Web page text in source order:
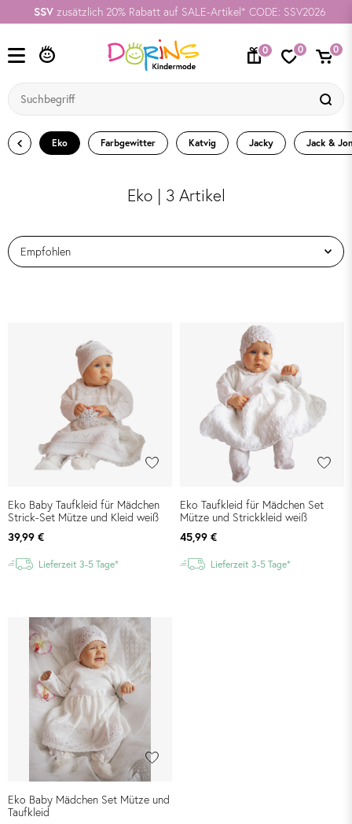
SSV zusätzlich 20% Rabatt auf SALE-Artikel* CODE: SSV2026
0 0 0
Eko Farbgewitter Katvig Jacky Jack &
Eko | 3 Artikel
Eko Baby Taufkleid für Mädchen
Strick-Set Mütze und Kleid weiß
39,99 €
Lieferzeit 3-5 Tage*
Eko Taufkleid für Mädchen Set
Mütze und Strickkleid weiß
45,99 €
Lieferzeit 3-5 Tage*
Eko Baby Mädchen Set Mütze und
Taufkleid